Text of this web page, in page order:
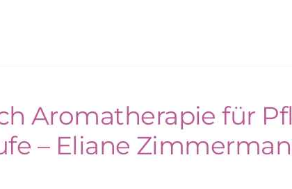
Aromatherapie für
– Eliane